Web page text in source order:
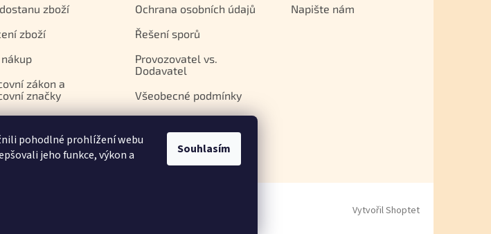
pohodlné prohlížení webu
jeho funkce, výkon a
Souhlasím
zboží
zboží
zákon a
značky
brána Comgate
Ochrana osobních údajů
Řešení sporů
Provozovatel vs.
Dodavatel
Všeobecné podmínky
Napište nám
Vytvořil Shoptet